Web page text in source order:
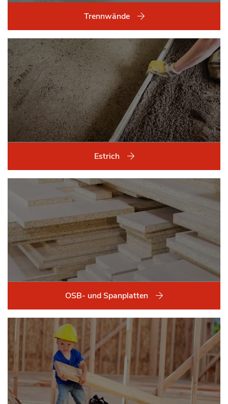
Trennwände
Estrich
OSB- und Spanplatten